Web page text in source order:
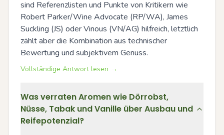
sind Referenzlisten und Punkte von Kritikern wie
Robert Parker/Wine Advocate (RP/WA), James
Suckling (JS) oder Vinous (VN/AG) hilfreich, letztlich
zählt aber die Kombination aus technischer
Bewertung und subjektivem Genuss.
Vollständige Antwort lesen →
Was verraten Aromen wie Dörrobst,
Nüsse, Tabak und Vanille über Ausbau und
Reifepotenzial?